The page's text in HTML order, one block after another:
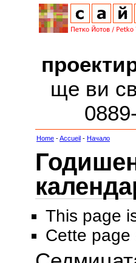
ще ви
Home -Accueil - Начало
This page
Cette page